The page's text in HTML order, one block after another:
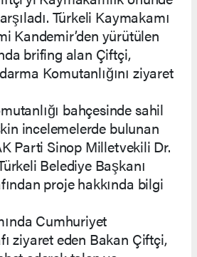
Türkeli Kaymakamı
Kandemir’den yürütülen
brifing alan Çiftçi,
Komutanlığını ziyaret
bahçesinde sahil
incelemelerde bulunan
Parti Sinop Milletvekili Dr.
Belediye Başkanı
proje hakkında bilgi
Cumhuriyet
ziyaret eden Bakan Çiftçi,